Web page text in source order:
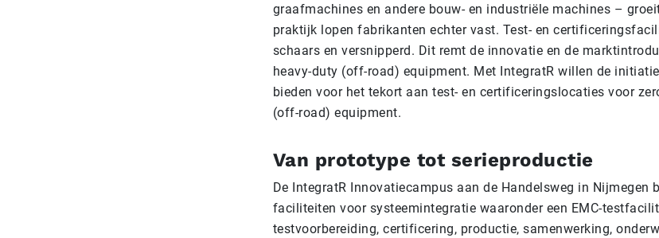
graafmachines en andere bouw- en industriële machines –
praktijk lopen fabrikanten echter vast. Test- en
schaars en versnipperd. Dit remt de innovatie en de
heavy-duty (off-road) equipment. Met IntegratR willen de
bieden voor het tekort aan test- en certificeringslocaties voor
(off-road) equipment.
Van prototype tot serieproductie
De IntegratR Innovatiecampus aan de Handelsweg in Nijmegen
faciliteiten voor systeemintegratie waaronder een EMC-
testvoorbereiding, certificering, productie, samenwerking,